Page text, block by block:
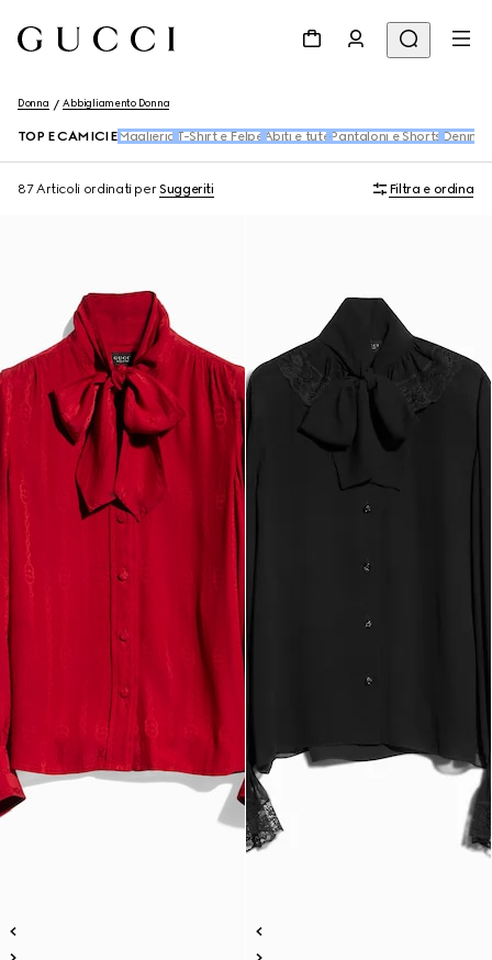
Donna Abbigliamento Donna
TOP E CAMICIE Maglieria T-Shirt e Felpe Abiti e tutePantaloni e Shorts Denim
87 Articoli ordinati perSuggeriti Filtra e ordina